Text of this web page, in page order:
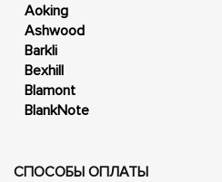
Aoking
Ashwood
Barkli
Bexhill
Blamont
BlankNote
СПОСОБЫ ОПЛАТЫ